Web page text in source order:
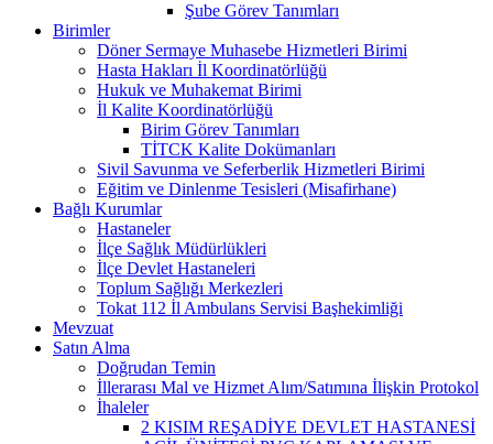
Şube Görev Tanımları
Birimler
Döner Sermaye Muhasebe Hizmetleri Birimi
Hasta Hakları İl Koordinatörlüğü
Hukuk ve Muhakemat Birimi
İl Kalite Koordinatörlüğü
Birim Görev Tanımları
TİTCK Kalite Dokümanları
Sivil Savunma ve Seferberlik Hizmetleri Birimi
Eğitim ve Dinlenme Tesisleri (Misafirhane)
Bağlı Kurumlar
Hastaneler
İlçe Sağlık Müdürlükleri
İlçe Devlet Hastaneleri
Toplum Sağlığı Merkezleri
Tokat 112 İl Ambulans Servisi Başhekimliği
Mevzuat
Satın Alma
Doğrudan Temin
İllerarası Mal ve Hizmet Alım/Satımına İlişkin Protokol
İhaleler
2 KISIM REŞADİYE DEVLET HASTANESİ